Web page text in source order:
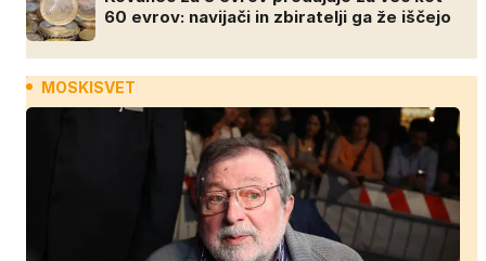
60 evrov: navijači in zbiratelji ga že iščejo
MOSKISVET